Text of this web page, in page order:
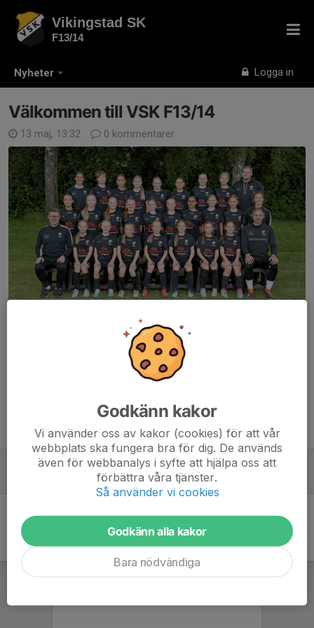
Nyheter Logga in
Vikingstad SK
F13/14
Välkommen till VSK F13/14
13 maj, 13:32 0 kommentarer
Välkommen att kontakta någon av våra ledare om du vill provspela med oss!
Tidigare nyheter
Välkommen till VSK F13/14
13 maj, 13:32 0
Godkänn kakor
Vi använder oss av kakor (cookies) för att vår
webbplats ska fungera bra för dig. De används
även för webbanalys i syfte att hjälpa oss att
förbättra våra tjänster.
Så använder vi cookies
Godkänn alla kakor
Bara nödvändiga